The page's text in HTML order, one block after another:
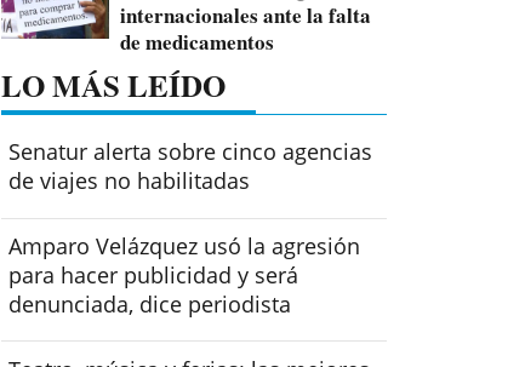
internacionales ante la falta
de medicamentos
LO MÁS LEÍDO
Senatur alerta sobre cinco agencias
de viajes no habilitadas
Amparo Velázquez usó la agresión
para hacer publicidad y será
denunciada, dice periodista